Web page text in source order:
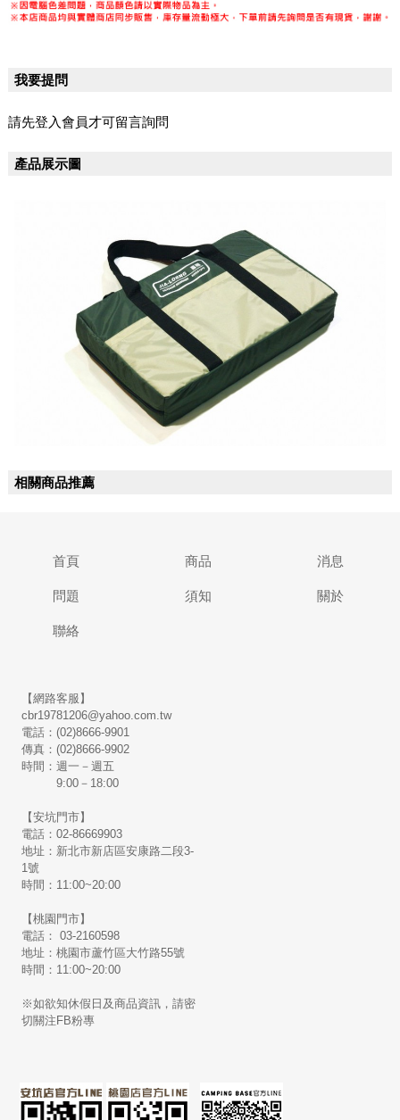
我要提問
請先登入會員才可留言詢問
產品展示圖
相關商品推薦
首頁 商品 消息
問題 須知 關於
聯絡
【網路客服】
cbr19781206@yahoo.com.tw
電話：(02)8666-9901
傳真：(02)8666-9902
時間：週一－週五
9:00－18:00
【安坑門市】
電話：02-86669903
地址：新北市新店區安康路二段3-
1號
時間：11:00~20:00
【桃園門市】
電話： 03-2160598
地址：桃園市蘆竹區大竹路55號
時間：11:00~20:00
※如欲知休假日及商品資訊，請密
切關注FB粉專